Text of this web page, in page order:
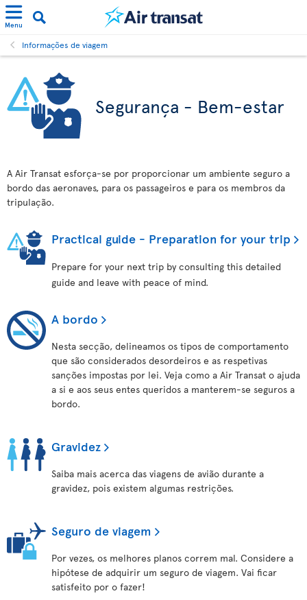
Menu
Informações de viagem
Segurança - Bem-estar
A Air Transat esforça-se por proporcionar um ambiente seguro a
bordo das aeronaves, para os passageiros e para os membros da
tripulação.
Practical guide - Preparation for your trip
Prepare for your next trip by consulting this detailed
guide and leave with peace of mind.
A bordo
Nesta secção, delineamos os tipos de comportamento
que são considerados desordeiros e as respetivas
sanções impostas por lei. Veja como a Air Transat o ajuda
a si e aos seus entes queridos a manterem-se seguros a
bordo.
Gravidez
Saiba mais acerca das viagens de avião durante a
gravidez, pois existem algumas restrições.
Seguro de viagem
Por vezes, os melhores planos correm mal. Considere a
hipótese de adquirir um seguro de viagem. Vai ficar
satisfeito por o fazer!